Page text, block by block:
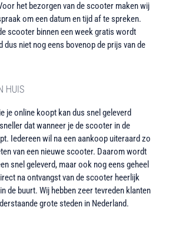
het bezorgen van de scooter maken wij
om een datum en tijd af te spreken.
scooter binnen een week gratis wordt
dus niet nog eens bovenop de prijs van de
HUIS
je online koopt kan dus snel geleverd
dat wanneer je de scooter in de
Iedereen wil na een aankoop uiteraard zo
van een nieuwe scooter. Daarom wordt
snel geleverd, maar ook nog eens geheel
na ontvangst van de scooter heerlijk
de buurt. Wij hebben zeer tevreden klanten
grote steden in Nederland.